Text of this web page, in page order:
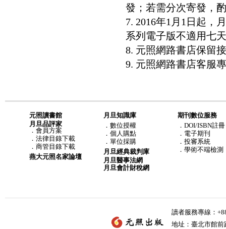
發；若需分次寄發，
7. 2016年1月1日起，
系列電子版不適用七
8. 元照網路書店保留
9. 元照網路書店客服
元照讀書館
月旦品評家
． 會員方案
． 法律目錄下載
． 商管目錄下載
燕大元照名家論壇
月旦知識庫
． 數位授權
． 個人購點
． 單位採購
月旦經典裁判庫
月旦醫事法網
月旦會計財稅網
期刊數位服務
．DOI/ISBN註冊
．電子期刊
．投審系統
．學術不端檢測
讀者服務專線：
地址：臺北市館